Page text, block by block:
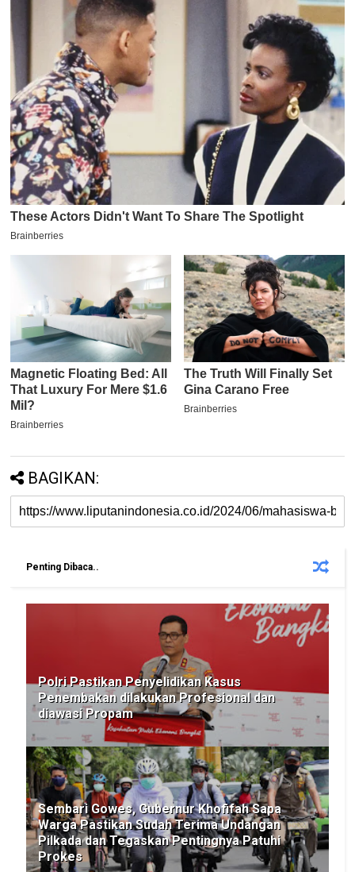
BAGIKAN:
Penting Dibaca..
Polri Pastikan Penyelidikan Kasus
Penembakan dilakukan Profesional dan
diawasi Propam
Sembari Gowes, Gubernur Khofifah Sapa
Warga Pastikan Sudah Terima Undangan
Pilkada dan Tegaskan Pentingnya Patuhi
Prokes